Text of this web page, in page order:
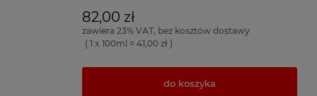
82,00 zł
zawiera 23% VAT, bez kosztów dostawy
( 1 x 100ml = 41,00 zł )
do koszyka